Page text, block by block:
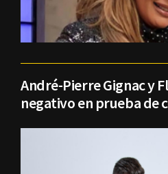
André-Pierre Gignac y
negativo en prueba de